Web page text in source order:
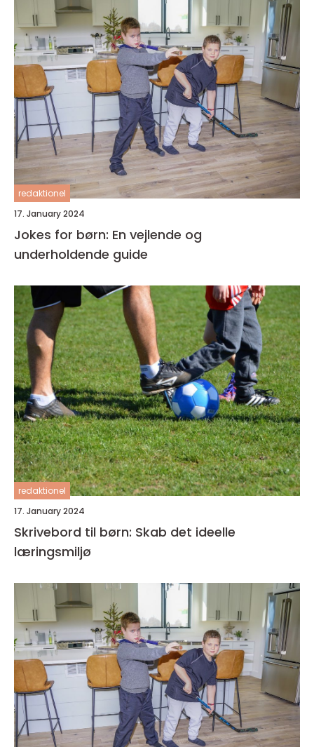
redaktionel
17. January 2024
Jokes for børn: En vejlende og
underholdende guide
redaktionel
17. January 2024
Skrivebord til børn: Skab det ideelle
læringsmiljø